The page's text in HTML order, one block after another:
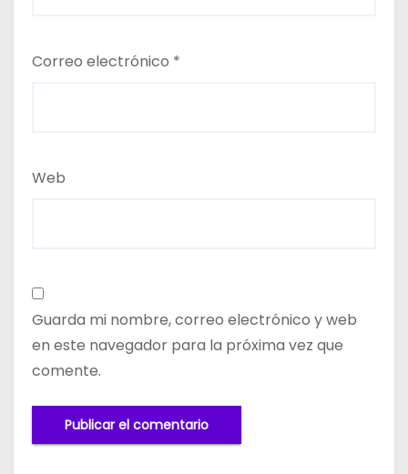
Correo electrónico *
Web
Guarda mi nombre, correo electrónico y web
en este navegador para la próxima vez que
comente.